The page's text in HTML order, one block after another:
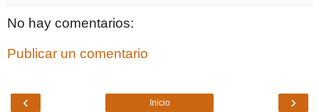
No hay comentarios:
Publicar un comentario
‹ ›
Inicio